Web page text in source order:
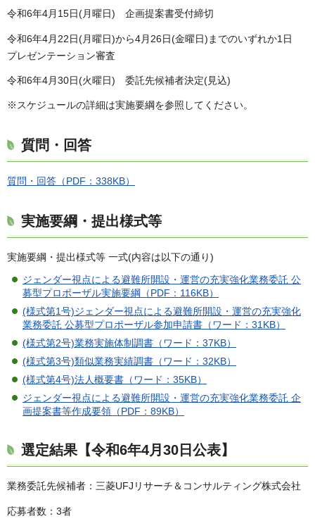
令和6年4月15日(月曜日) 企画提案書受付締切
令和6年4月22日(月曜日)から4月26日(金曜日)までのいずれか1日
プレゼンテーション審査
令和6年4月30日(火曜日) 委託先候補者決定(見込)
※スケジュールの詳細は実施要綱を参照してください。
質問・回答
質問・回答（PDF：338KB）
実施要綱・提出様式等
実施要綱・提出様式等 一式(内容は以下の通り)
ジェンダー視点による避難所開設・運営の充実強化業務委託 公
募型プロポーザル実施要綱（PDF：116KB）
(様式第1号)ジェンダー視点による避難所開設・運営の充実強化
業務委託 公募型プロポーザル参加申請書（ワード：31KB）
(様式第2号)業務実施体制調書（ワード：37KB）
(様式第3号)類似業務実績調書（ワード：32KB）
(様式第4号)法人概要書（ワード：35KB）
ジェンダー視点による避難所開設・運営の充実強化業務委託 企
画提案書等作成要領（PDF：89KB）
選定結果【令和6年4月30日公表】
業務委託先候補者：三菱UFJリサーチ＆コンサルティング株式会社
応募者数：3者